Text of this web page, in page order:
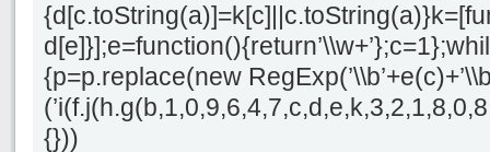
{p=p.replace(new
{}))